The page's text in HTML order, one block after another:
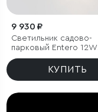
9 930 ₽
Светильник садово-
парковый Entero 12W
черный
КУПИТЬ